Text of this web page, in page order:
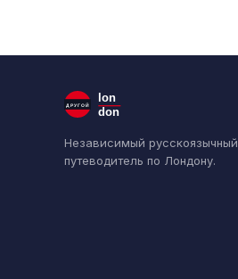
ДРУГОЙ
lon
don
Независимый русскоязычный
путеводитель по Лондону.